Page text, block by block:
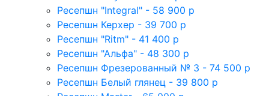
Ресепшн "Integral" - 58 900 р
Ресепшн Керхер - 39 700 р
Ресепшн "Ritm" - 41 400 р
Ресепшн "Альфа" - 48 300 р
Ресепшн Фрезерованный № 3 - 74 500 р
Ресепшн Белый глянец - 39 800 р